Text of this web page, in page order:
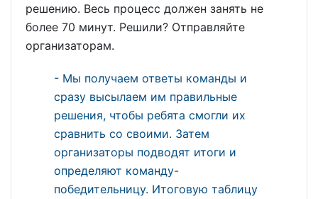
решению. Весь процесс должен занять не
более 70 минут. Решили? Отправляйте
организаторам.
- Мы получаем ответы команды и
сразу высылаем им правильные
решения, чтобы ребята смогли их
сравнить со своими. Затем
организаторы подводят итоги и
определяют команду-
победительницу. Итоговую таблицу